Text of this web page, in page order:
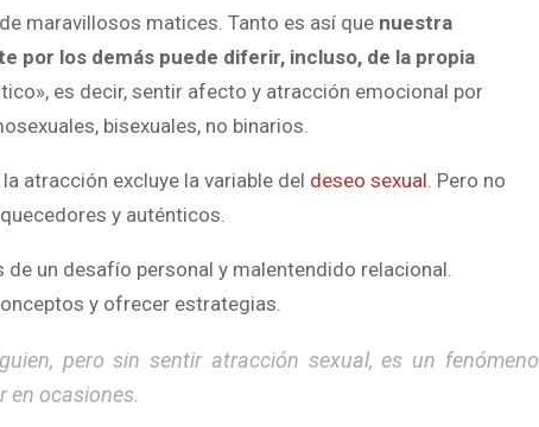
maravillosos matices. Tanto es así que nuestra
por los demás puede diferir, incluso, de la propia
es decir, sentir afecto y atracción emocional por
bisexuales, no binarios.
atracción excluye la variable del deseo sexual. Pero no
y auténticos.
un desafío personal y malentendido relacional.
y ofrecer estrategias.
pero sin sentir atracción sexual, es un fenómeno
en ocasiones.